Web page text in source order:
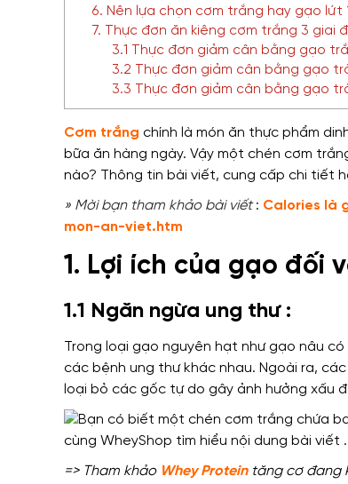
6. Nên lựa chọn cơm trắng hay gạo lứt
7. Thực đơn ăn kiêng cơm trắng 3 giai
3.1 Thực đơn giảm cân bằng gạo
3.2 Thực đơn giảm cân bằng gạo
3.3 Thực đơn giảm cân bằng gạo
Cơm trắng chính là món ăn thực phẩm
bữa ăn hàng ngày. Vậy một chén cơm
nào? Thông tin bài viết, cung cấp chi tiết
» Mời bạn tham khảo bài viết: Calories là
mon-an-viet.htm
1. Lợi ích của gạo đối
1.1 Ngăn ngừa ung thư :
Trong loại gạo nguyên hạt như gạo nâu
các bệnh ung thư khác nhau. Ngoài ra,
loại bỏ các gốc tự do gây ảnh hưởng xấu
=> Tham khảo Whey Proteintăng cơ đang